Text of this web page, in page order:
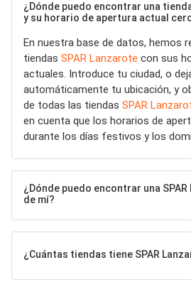
¿Dónde puedo encontrar una
y su horario de apertura actual
En nuestra base de datos, hemos
tiendas SPAR Lanzarote con sus
actuales. Introduce tu ciudad, o
automáticamente tu ubicación, y
de todas las tiendas SPAR
en cuenta que los horarios de
durante los días festivos y los
¿Dónde puedo encontrar una
de mí?
¿Cuántas tiendas tiene SPAR